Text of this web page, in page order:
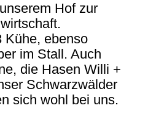
Hof zur
Kühe, ebenso
im Stall. Auch
die Hasen Willi +
Schwarzwälder
sich wohl bei uns.